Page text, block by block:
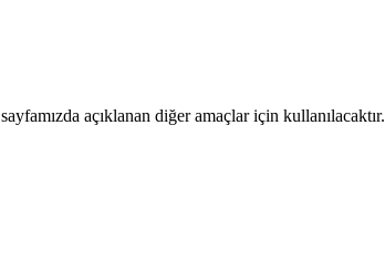
sayfamızda açıklanan diğer amaçlar için kullanılacaktır.